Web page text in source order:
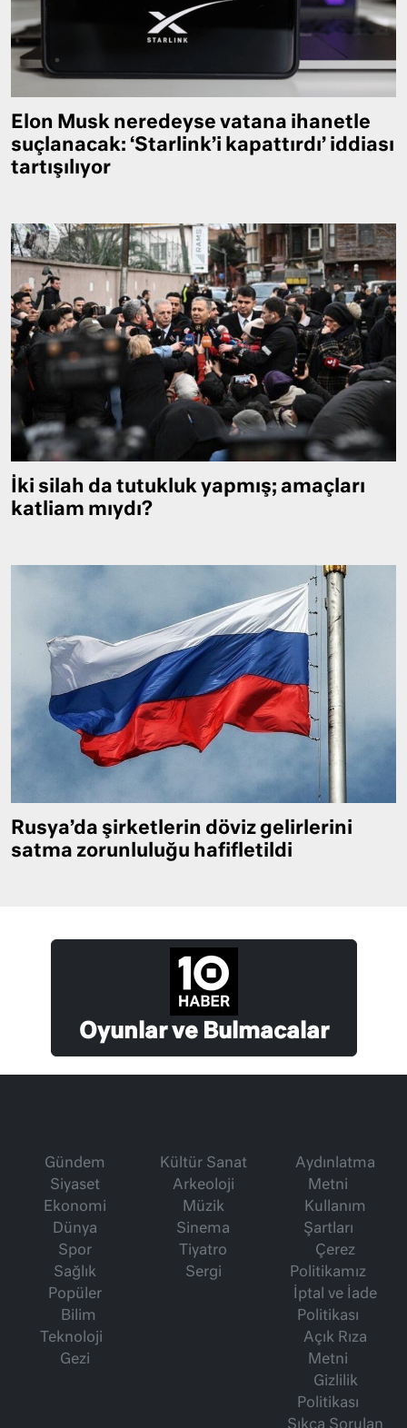
Elon Musk neredeyse vatana ihanetle
suçlanacak: ‘Starlink’i kapattırdı’ iddiası
tartışılıyor
İki silah da tutukluk yapmış; amaçları
katliam mıydı?
Rusya’da şirketlerin döviz gelirlerini
satma zorunluluğu hafifletildi
Oyunlar ve Bulmacalar
Gündem
Siyaset
Ekonomi
Dünya
Spor
Sağlık
Popüler
Bilim
Teknoloji
Gezi
Kültür Sanat
Arkeoloji
Müzik
Sinema
Tiyatro
Sergi
Aydınlatma
Metni
Kullanım
Şartları
Çerez
Politikamız
İptal ve İade
Politikası
Açık Rıza
Metni
Gizlilik
Politikası